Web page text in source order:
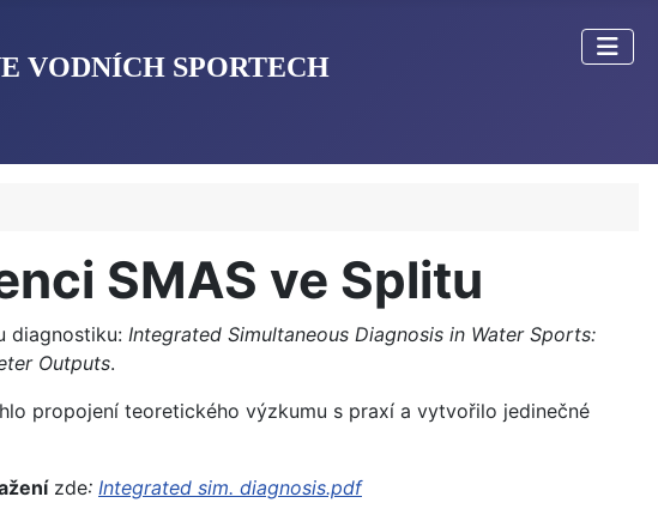
VODNÍCH SPORTECH
SMAS ve Splitu
diagnostiku: Integrated Simultaneous Diagnosis in Water Sports:
Outputs.
propojení teoretického výzkumu s praxí a vytvořilo jedinečné
zde: Integrated sim. diagnosis.pdf